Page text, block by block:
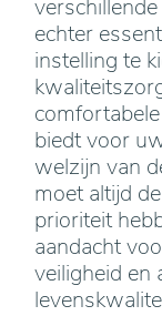
echter
instelling te
biedt voor
welzijn van
moet altijd
prioriteit
aandacht
veiligheid en